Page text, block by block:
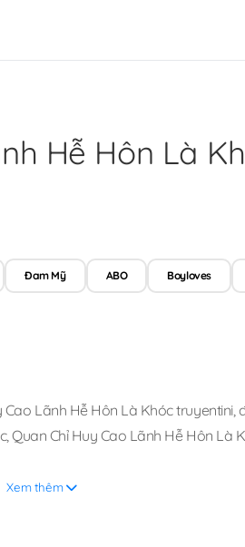
Hễ Hôn Là
Đam Mỹ ABO Boyloves
Lãnh Hễ Hôn Là Khóc truyentini,
,Quan Chỉ Huy Cao Lãnh Hễ Hôn Là
Xem thêm